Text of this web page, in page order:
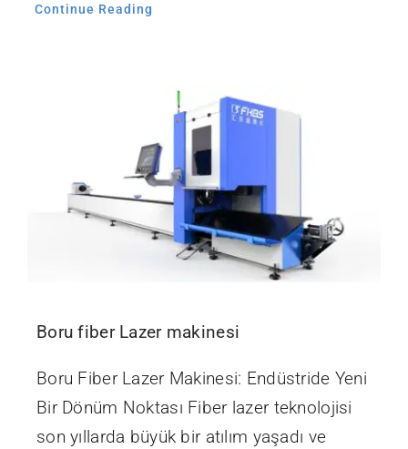
Continue Reading
Boru fiber Lazer makinesi
Boru Fiber Lazer Makinesi: Endüstride Yeni
Bir Dönüm Noktası Fiber lazer teknolojisi
son yıllarda büyük bir atılım yaşadı ve